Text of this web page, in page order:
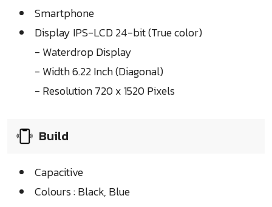
Smartphone
Display IPS-LCD 24-bit (True color)
- Waterdrop Display
- Width 6.22 Inch (Diagonal)
- Resolution 720 x 1520 Pixels
Build
Capacitive
Colours : Black, Blue